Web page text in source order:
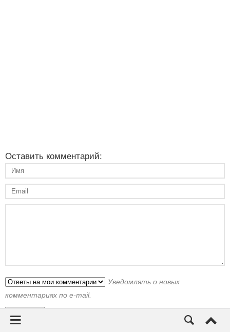
Оставить комментарий:
Уведомлять о новых
комментариях по e-mail.